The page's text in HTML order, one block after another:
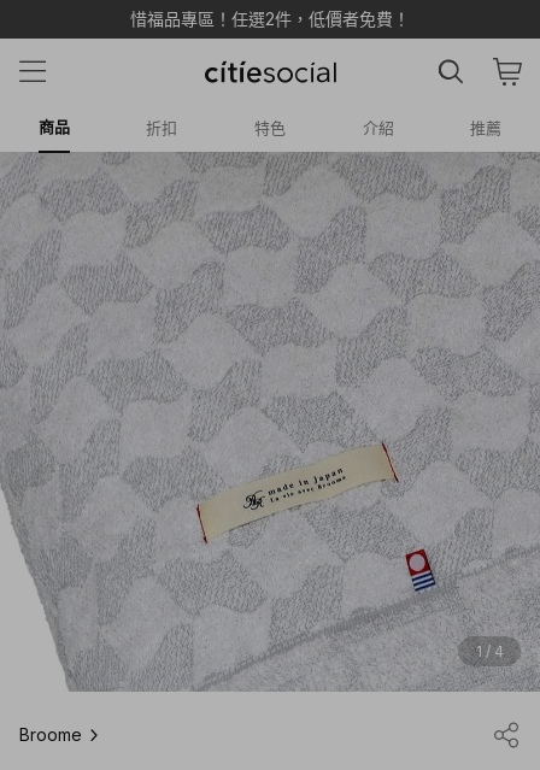
惜福品專區！任選2件，低價者免費！
商品 折扣 特色 介紹 推薦
1 / 4
Broome